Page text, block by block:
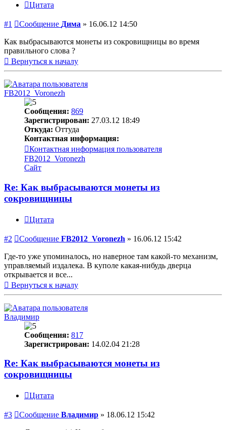
Цитата
#1 Сообщение Дима » 16.06.12 14:50
Как выбрасываются монеты из сокровищницы во время
правильного слова ?
Вернуться к началу
FB2012_Voronezh
Сообщения: 869
Зарегистрирован: 27.03.12 18:49
Откуда: Оттуда
Контактная информация:
Контактная информация пользователя
FB2012_Voronezh
Сайт
Re: Как выбрасываются монеты из
сокровищницы
Цитата
#2 Сообщение FB2012_Voronezh » 16.06.12 15:42
Где-то уже упоминалось, но наверное там какой-то механизм,
управляемый издалека. В куполе какая-нибудь дверца
открывается и все...
Вернуться к началу
Владимир
Сообщения: 817
Зарегистрирован: 14.02.04 21:28
Re: Как выбрасываются монеты из
сокровищницы
Цитата
#3 Сообщение Владимир » 18.06.12 15:42